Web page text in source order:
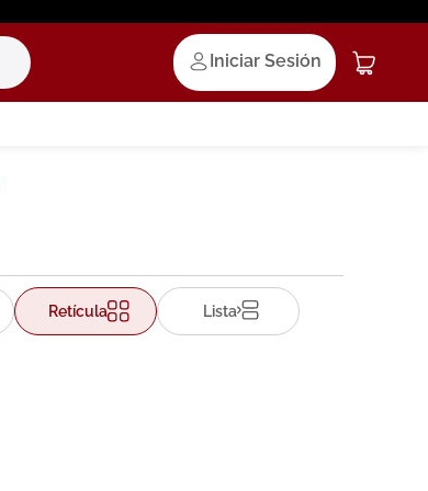
Iniciar Sesión
Retícula Lista